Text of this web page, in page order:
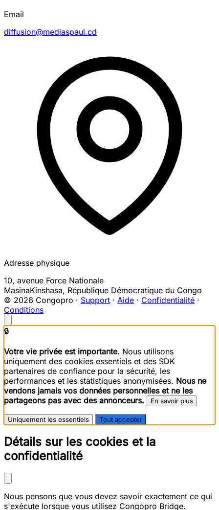
Email
diffusion@mediaspaul.cd
Adresse physique
10, avenue Force Nationale
MasinaKinshasa, République Démocratique du Congo
© 2026 Congopro · Support · Aide · Confidentialité ·
Conditions
🔒
Votre vie privée est importante. Nous utilisons
uniquement des cookies essentiels et des SDK
partenaires de confiance pour la sécurité, les
performances et les statistiques anonymisées. Nous ne
vendons jamais vos données personnelles et ne les
partageons pas avec des annonceurs.
En savoir plus
Uniquement les essentiels Tout accepter
Détails sur les cookies et la
confidentialité
Nous pensons que vous devez savoir exactement ce qui
s'exécute lorsque vous utilisez Congopro Bridge.